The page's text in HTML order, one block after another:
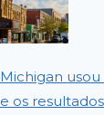
Michigan
e os